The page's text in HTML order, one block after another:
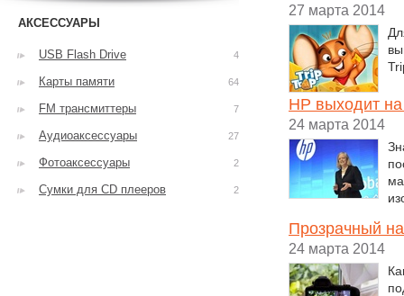
27 марта 2014
HP выходит
24 марта 2014
Прозрачный
24 марта 2014
АКСЕССУАРЫ
USB Flash Drive 4
Карты памяти 64
FM трансмиттеры 7
Аудиоаксессуары 27
Фотоаксессуары 2
Сумки для CD плееров 2